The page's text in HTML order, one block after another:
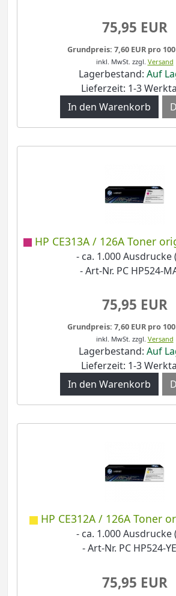
75,95 EUR
Grundpreis: 7,60 EUR pro
inkl. MwSt. zzgl. Versand
Lagerbestand: Auf
Lieferzeit: 1-3
HP CE313A / 126A Toner
- ca. 1.000 Ausdrucke
- Art-Nr. PC HP524-
75,95 EUR
Grundpreis: 7,60 EUR pro
inkl. MwSt. zzgl. Versand
Lagerbestand: Auf
Lieferzeit: 1-3
HP CE312A / 126A Toner
- ca. 1.000 Ausdrucke
- Art-Nr. PC HP524-
75,95 EUR